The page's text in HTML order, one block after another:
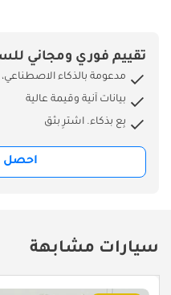
تقييم فوري ومجاني
مدعومة بالذكاء
بيانات آنية وقيمة عالية
بِع بذكاء. اشترِ بثق
احصل
سيارات مشابهة